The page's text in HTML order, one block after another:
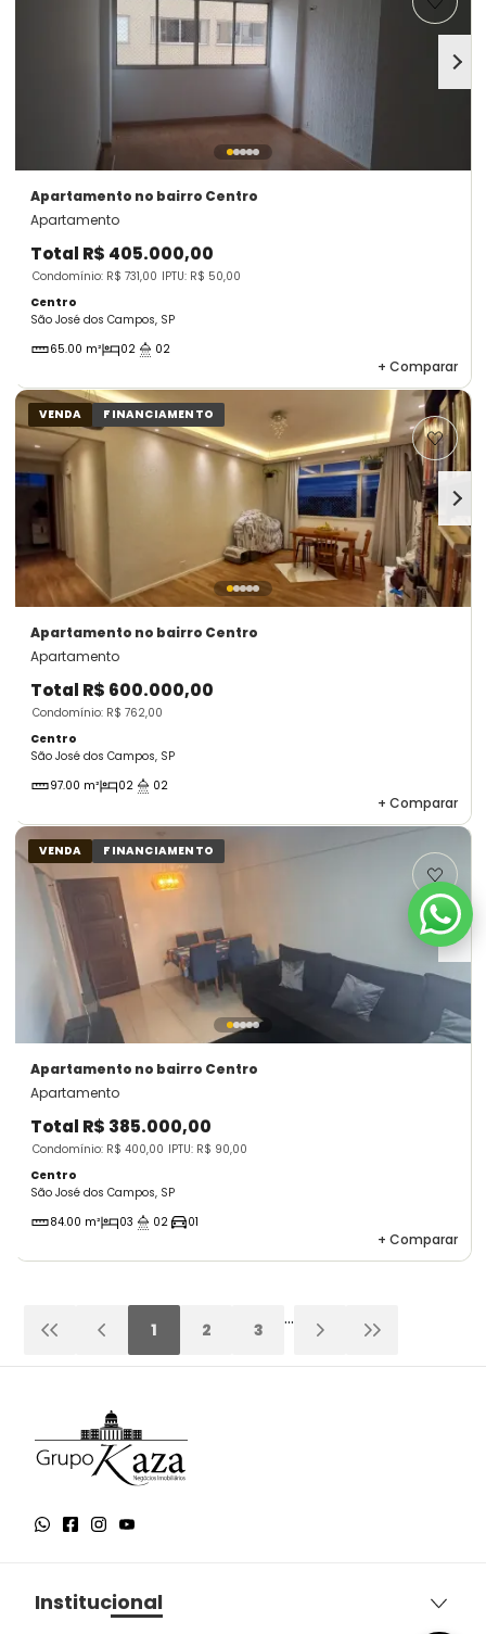
Apartamento no bairro Centro
Apartamento
Total R$ 405.000,00
Condomínio: R$ 731,00 IPTU: R$ 50,00
Centro
São José dos Campos, SP
65.00 m²
02 02
+ Comparar
VENDA FINANCIAMENTO
Apartamento no bairro Centro
Apartamento
Total R$ 600.000,00
Condomínio: R$ 762,00
Centro
São José dos Campos, SP
97.00 m²
02 02
+ Comparar
VENDA FINANCIAMENTO
Apartamento no bairro Centro
Apartamento
Total R$ 385.000,00
Condomínio: R$ 400,00 IPTU: R$ 90,00
Centro
São José dos Campos, SP
84.00 m²
03 02 01
+ Comparar
1 2 3 ...
Institucional